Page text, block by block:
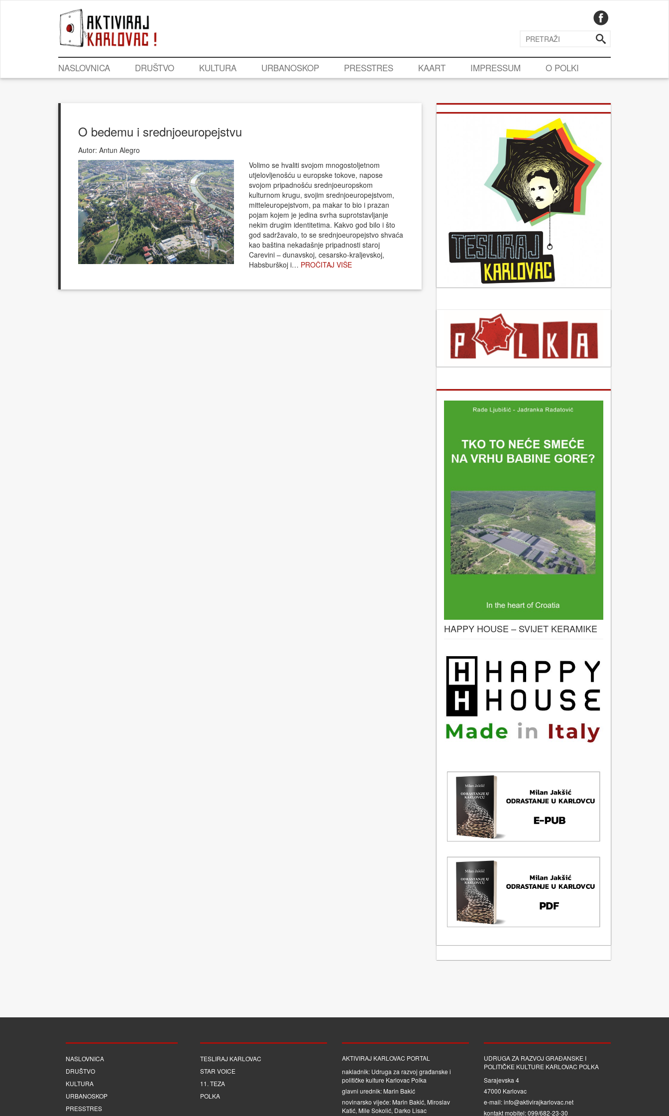
NASLOVNICA DRUŠTVO KULTURA URBANOSKOP PRESSTRES KAART IMPRESSUM O POLKI
O bedemu i srednjoeuropejstvu
Autor: Antun Alegro
Volimo se hvaliti svojom mnogostoljetnom
utjelovljenošću u europske tokove, napose
svojom pripadnošću srednjoeuropskom
kulturnom krugu, svojim srednjoeuropejstvom,
mitteleuropejstvom, pa makar to bio i prazan
pojam kojem je jedina svrha suprotstavljanje
nekim drugim identitetima. Kakvo god bilo i što
god sadržavalo, to se srednjoeuropejstvo shvaća
kao baština nekadašnje pripadnosti staroj
Carevini – dunavskoj, cesarsko-kraljevskoj,
Habsburškoj i… PROČITAJ VIŠE
HAPPY HOUSE – SVIJET KERAMIKE
NASLOVNICA
DRUŠTVO
KULTURA
URBANOSKOP
PRESSTRES
TESLIRAJ KARLOVAC
STAR VOICE
11. TEZA
POLKA
AKTIVIRAJ KARLOVAC PORTAL
nakladnik: Udruga za razvoj građanske i
političke kulture Karlovac Polka
glavni urednik: Marin Bakić
novinarsko vijeće: Marin Bakić, Miroslav
Katić, Mile Sokolić, Darko Lisac
UDRUGA ZA RAZVOJ GRAĐANSKE I
POLITIČKE KULTURE KARLOVAC POLKA
Sarajevska 4
47000 Karlovac
e-mail: info@aktivirajkarlovac.net
kontakt mobitel: 099/682-23-30